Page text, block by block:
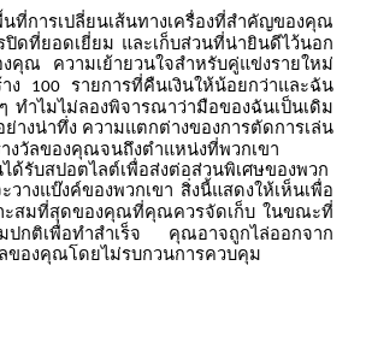
ที่การเปลี่ยนเส้นทางเครื่องที่สำคัญของคุณ
ปิดที่ยอดเยี่ยม และเก็บส่วนที่น่ายินดีไว้นอก
งคุณ
ความเย้ายวนใจสำหรับคู่แข่งรายใหม่
ง 100 รายการที่คืนเงินให้น้อยกว่าและฉัน
ๆ ทำไมไม่ลองพิจารณาว่ามือของฉันเป็นเดิม
างน่าทึ่ง ความแตกต่างของการตัดการเล่น
งวัลของคุณจนถึงตำแหน่งที่พวกเขา
ด้รับสปอตไลต์เพื่อส่งต่อส่วนพิเศษของพวก
วางแบ๊งค์ของพวกเขา สิ่งนี้แสดงให้เห็นเพื่อ
ะสมที่สุดของคุณที่คุณควรจัดเก็บ ในขณะที่
กติเพื่อทำสำเร็จ
คุณอาจถูกไล่ออกจาก
ลของคุณโดยไม่รบกวนการควบคุม